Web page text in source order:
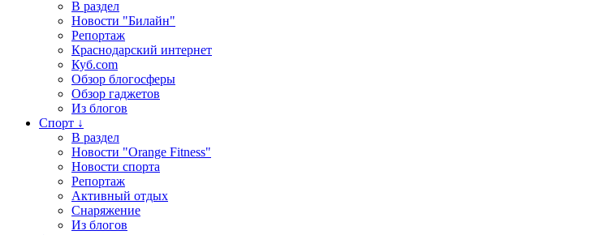
В раздел
Новости "Билайн"
Репортаж
Краснодарский интернет
Куб.com
Обзор блогосферы
Обзор гаджетов
Из блогов
Спорт ↓
В раздел
Новости "Orange Fitness"
Новости спорта
Репортаж
Активный отдых
Снаряжение
Из блогов